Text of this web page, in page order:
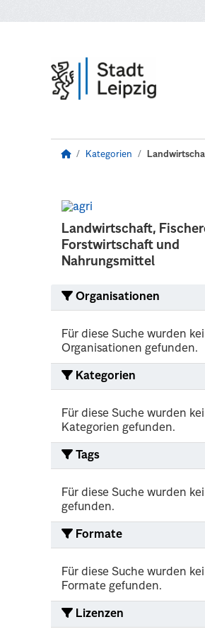
Kategorien
Landwirtschaft,
Forstwirtschaft und
Nahrungsmittel
Organisationen
Für diese Suche wurden
Organisationen gefunden.
Kategorien
Für diese Suche wurden
Kategorien gefunden.
Tags
Für diese Suche wurden
gefunden.
Formate
Für diese Suche wurden
Formate gefunden.
Lizenzen